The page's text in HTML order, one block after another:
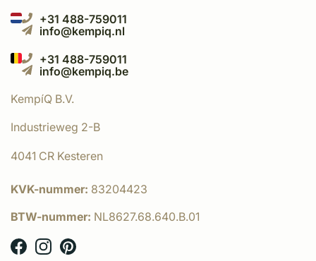
+31 488-759011
info@kempiq.nl
+31 488-759011
info@kempiq.be
KempíQ B.V.
Industrieweg 2-B
4041 CR Kesteren
KVK-nummer: 83204423
BTW-nummer: NL8627.68.640.B.01